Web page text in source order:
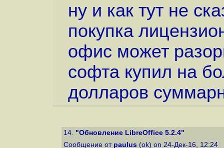
ну и как тут не
покупка
офис может
софта купил на
долларов
14. "Обновление LibreOffice 5.2.4"
Сообщение от paulus (ok) on 24-Дек-16, 12:24